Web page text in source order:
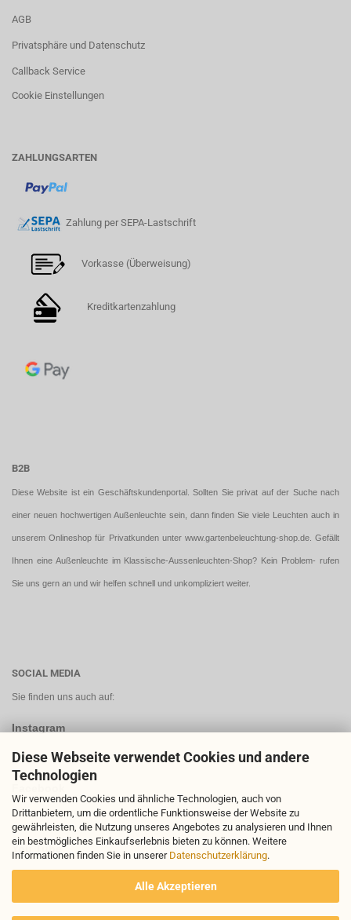
Diese Webseite verwendet Cookies und andere
Technologien
Wir verwenden Cookies und ähnliche Technologien, auch von
Drittanbietern, um die ordentliche Funktionsweise der Website zu
gewährleisten, die Nutzung unseres Angebotes zu analysieren und Ihnen
ein bestmögliches Einkaufserlebnis bieten zu können. Weitere
Informationen finden Sie in unserer Datenschutzerklärung.
Alle Akzeptieren
AGB
Privatsphäre und Datenschutz
Callback Service
Cookie Einstellungen
ZAHLUNGSARTEN
Zahlung per SEPA-Lastschrift
Vorkasse (Überweisung)
Kreditkartenzahlung
B2B
Diese Website ist ein Geschäftskundenportal. Sollten Sie privat auf der Suche nach
einer neuen hochwertigen Außenleuchte sein, dann finden Sie viele Leuchten auch in
unserem Onlineshop für Privatkunden unter www.gartenbeleuchtung-shop.de. Gefällt
Ihnen eine Außenleuchte im Klassische-Aussenleuchten-Shop? Kein Problem- rufen
Sie uns gern an und wir helfen schnell und unkompliziert weiter.
SOCIAL MEDIA
Sie finden uns auch auf:
Instagram
You Tube